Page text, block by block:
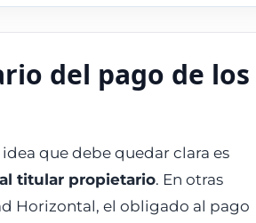
del pago de los
que debe quedar clara es
titular propietario. En otras
Horizontal, el obligado al pago